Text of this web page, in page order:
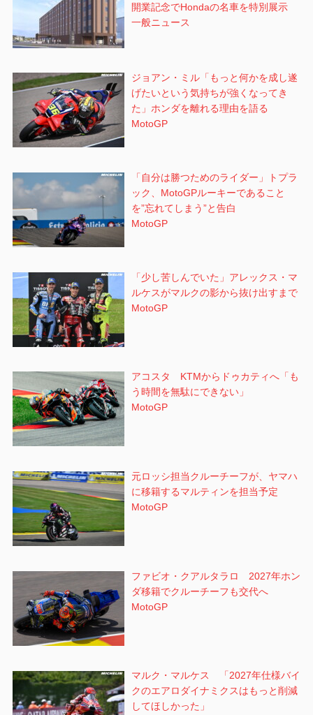
開業記念でHondaの名車を特別展示
一般ニュース
ジョアン・ミル「もっと何かを成し遂
げたいという気持ちが強くなってき
た」ホンダを離れる理由を語る
MotoGP
「自分は勝つためのライダー」トプラ
ック、MotoGPルーキーであること
を”忘れてしまう”と告白
MotoGP
「少し苦しんでいた」アレックス・マ
ルケスがマルクの影から抜け出すまで
MotoGP
アコスタ KTMからドゥカティへ「も
う時間を無駄にできない」
MotoGP
元ロッシ担当クルーチーフが、ヤマハ
に移籍するマルティンを担当予定
MotoGP
ファビオ・クアルタラロ 2027年ホン
ダ移籍でクルーチーフも交代へ
MotoGP
マルク・マルケス 「2027年仕様バイ
クのエアロダイナミクスはもっと削減
してほしかった」